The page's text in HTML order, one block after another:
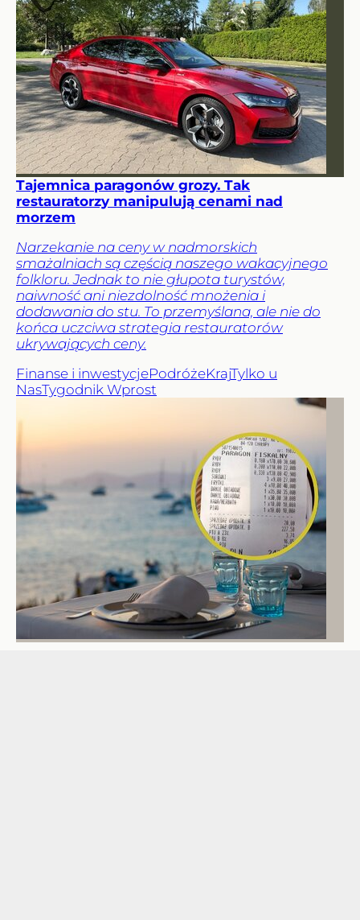
Tajemnica paragonów grozy. Tak
restauratorzy manipulują cenami nad
morzem
Narzekanie na ceny w nadmorskich
smażalniach są częścią naszego wakacyjnego
folkloru. Jednak to nie głupota turystów,
naiwność ani niezdolność mnożenia i
dodawania do stu. To przemyślana, ale nie do
końca uczciwa strategia restauratorów
ukrywających ceny.
Finanse i inwestycjePodróżeKrajTylko u
NasTygodnik Wprost